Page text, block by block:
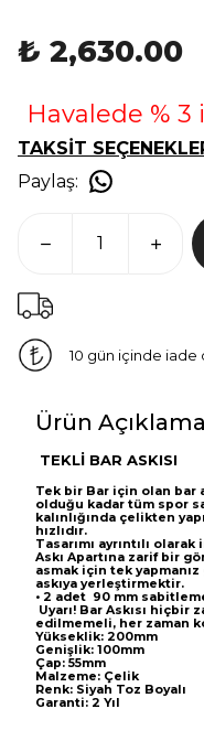
₺ 2,630.00
Havalede % 3
TAKSİT
Paylaş:
10 gün içinde iade
Ürün
TEKLİ BAR ASKISI
Tek bir Bar için olan bar
olduğu kadar tüm spor
kalınlığında çelikten
hızlıdır.
Tasarımı ayrıntılı
Askı Apartına zarif bir
asmak için tek yapmanız
askıya yerleştirmektir.
• 2 adet 90 mm
Uyarı! Bar Askısı hiçbir
edilmemeli, her zaman
Yükseklik: 200mm
Genişlik: 100mm
Çap: 55mm
Malzeme: Çelik
Renk: Siyah Toz Boyalı
Garanti: 2 Yıl